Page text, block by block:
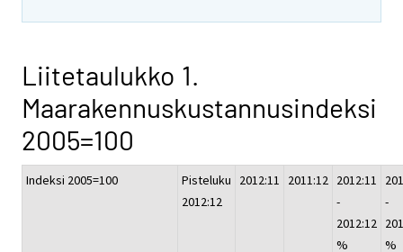
Liitetaulukko 1.
Maarakennuskustannusindeksi
2005=100
Indeksi 2005=100
Pisteluku
2012:12
2012:11 2011:12 2012:11
-
2012:12
%
-
%